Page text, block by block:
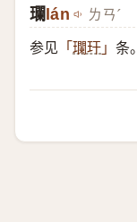
瓓 lán ㄌㄢˊ
参见 「 瓓玕 」 条。